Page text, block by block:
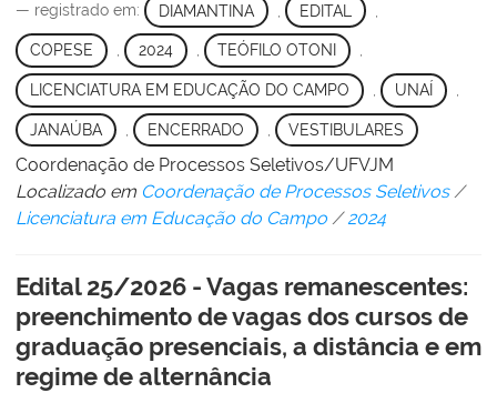
— registrado em: DIAMANTINA EDITAL
COPESE , 2024 , TEÓFILO OTONI ,
LICENCIATURA EM EDUCAÇÃO DO CAMPO UNAÍ
JANAÚBA ENCERRADO VESTIBULARES
Coordenação de Processos Seletivos/UFVJM
Localizado em Coordenação de Processos Seletivos /
Licenciatura em Educação do Campo /2024
Edital 25/2026 - Vagas remanescentes:
preenchimento de vagas dos cursos de
graduação presenciais, a distância e em
regime de alternância